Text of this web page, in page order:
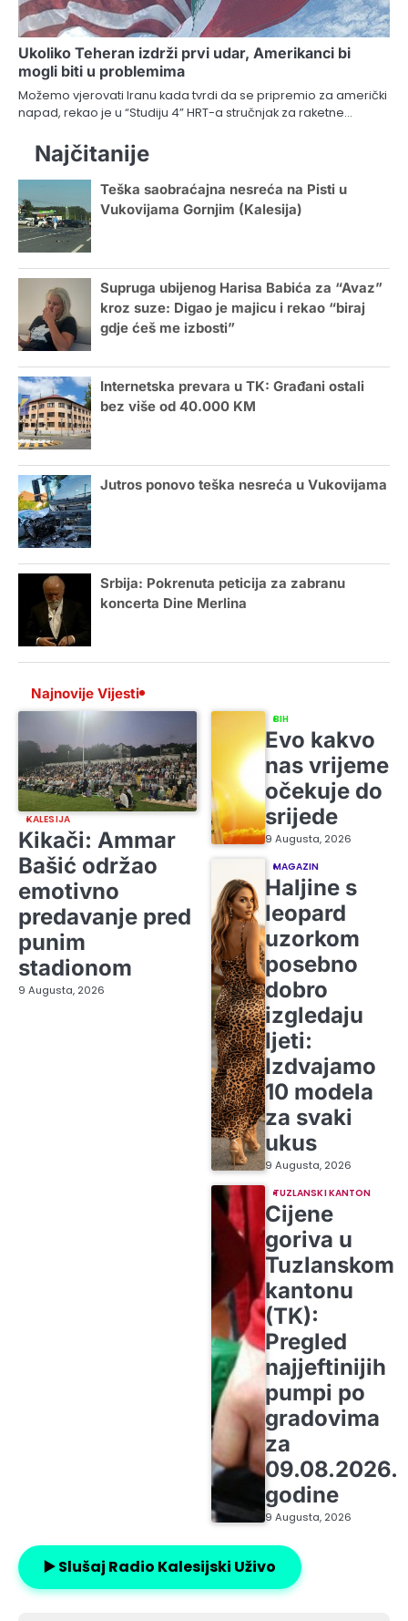
Ukoliko Teheran izdrži prvi udar, Amerikanci bi
mogli biti u problemima
Možemo vjerovati Iranu kada tvrdi da se pripremio za američki
napad, rekao je u “Studiju 4” HRT-a stručnjak za raketne…
Najčitanije
Teška saobraćajna nesreća na Pisti u
Vukovijama Gornjim (Kalesija)
Supruga ubijenog Harisa Babića za “Avaz”
kroz suze: Digao je majicu i rekao “biraj
gdje ćeš me izbosti”
Internetska prevara u TK: Građani ostali
bez više od 40.000 KM
Jutros ponovo teška nesreća u Vukovijama
Srbija: Pokrenuta peticija za zabranu
koncerta Dine Merlina
Najnovije Vijesti
KALESIJA
Kikači: Ammar
Bašić održao
emotivno
predavanje pred
punim
stadionom
9 Augusta, 2026
BIH
Evo kakvo
nas vrijeme
očekuje do
srijede
9 Augusta, 2026
MAGAZIN
Haljine s
leopard
uzorkom
posebno
dobro
izgledaju
ljeti:
Izdvajamo
10 modela
za svaki
ukus
9 Augusta, 2026
TUZLANSKI KANTON
Cijene
goriva u
Tuzlanskom
kantonu
(TK):
Pregled
najjeftinijih
pumpi po
gradovima
za
09.08.2026.
godine
9 Augusta, 2026
▶️ Slušaj Radio Kalesijski Uživo